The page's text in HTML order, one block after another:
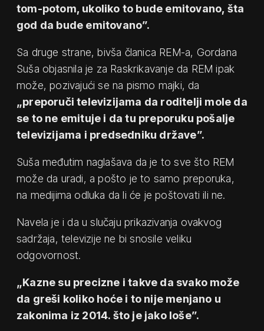
tom-potom, ukoliko to bude emitovano, šta
god da bude emitovano”.
Sa druge strane, bivša članica REM-a, Gordana
Suša objasnila je za Raskrikavanje da REM ipak
može, pozivajući se na pismo majki, da
„preporuči televizijama da roditelji mole da
se to ne emituje i da tu preporuku pošalje
televizijama i predsedniku države”.
Suša međutim naglašava da je to sve što REM
može da uradi, a pošto je to samo preporuka,
na medijima odluka da li će je poštovati ili ne.
Navela je i da u slučaju prikazivanja ovakvog
sadržaja, televizije ne bi snosile veliku
odgovornost.
„Kazne su precizne i takve da svako može
da greši koliko hoće i to nije menjano u
zakonima iz 2014. što je jako loše”.